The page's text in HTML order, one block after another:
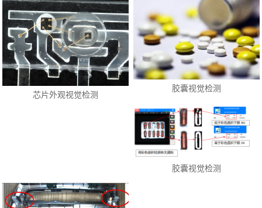
芯片外观视觉检测
胶囊视觉检测
胶囊视觉检测